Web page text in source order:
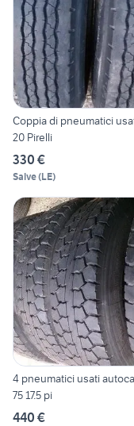
Coppia di pneumatici
20 Pirelli
330 €
Salve(LE)
4 pneumatici usati
75 17.5 pi
440 €